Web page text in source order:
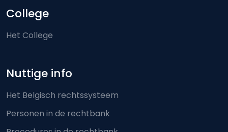
College
Het College
Nuttige info
Het Belgisch rechtssysteem
Personen in de rechtbank